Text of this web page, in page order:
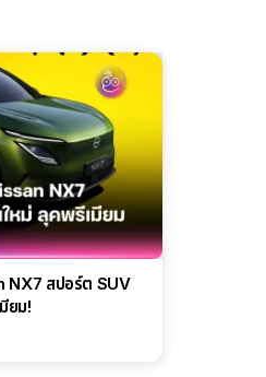
NX7 สปอร์ต SUV
ยม!